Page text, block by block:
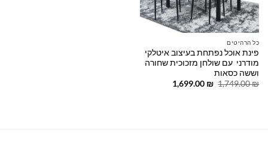
כל הרהיטים
פינת אוכל נפתחת בעיצוב איטלקי
מודרני עם שולחן מזכוכית שחורה
וששה כסאות
1,749.00₪
המחיר
1,699.00 ₪
המחיר